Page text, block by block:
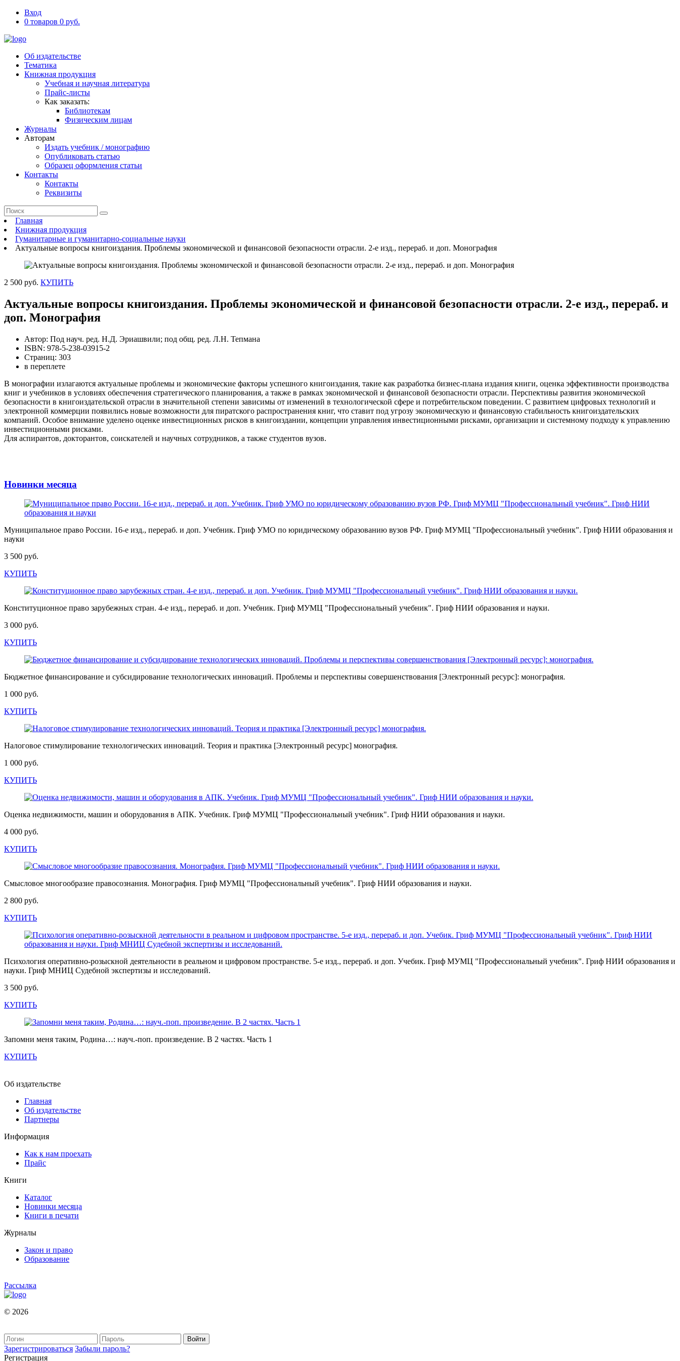
Вход
0 товаров 0 руб.
Об издательстве
Тематика
Книжная продукция
Учебная и научная литература
Прайс-листы
Как заказать:
Библиотекам
Физическим лицам
Журналы
Авторам
Издать учебник / монографию
Опубликовать статью
Образец оформления статьи
Контакты
Контакты
Реквизиты
Главная
Книжная продукция
Гуманитарные и гуманитарно-социальные науки
Актуальные вопросы книгоиздания. Проблемы экономической и финансовой безопасности отрасли. 2-е изд., перераб. и доп. Монография
2 500 руб. КУПИТЬ
Актуальные вопросы книгоиздания. Проблемы экономической и финансовой безопасности отрасли. 2-е изд., перераб. и
доп. Монография
Автор: Под науч. ред. Н.Д. Эриашвили; под общ. ред. Л.Н. Тепмана
ISBN: 978-5-238-03915-2
Страниц: 303
в переплете
В монографии излагаются актуальные проблемы и экономические факторы успешного книгоиздания, такие как разработка бизнес-плана издания книги, оценка эффективности производства
книг и учебников в условиях обеспечения стратегического планирования, а также в рамках экономической и финансовой безопасности отрасли. Перспективы развития экономической
безопасности в книгоиздательской отрасли в значительной степени зависимы от изменений в технологической сфере и потребительском поведении. С развитием цифровых технологий и
электронной коммерции появились новые возможности для пиратского распространения книг, что ставит под угрозу экономическую и финансовую стабильность книгоиздательских
компаний. Особое внимание уделено оценке инвестиционных рисков в книгоиздании, концепции управления инвестиционными рисками, организации и системному подходу к управлению
инвестиционными рисками.
Для аспирантов, докторантов, соискателей и научных сотрудников, а также студентов вузов.
Новинки месяца
Муниципальное право России. 16-е изд., перераб. и доп. Учебник. Гриф УМО по юридическому образованию вузов РФ. Гриф МУМЦ "Профессиональный учебник". Гриф НИИ образования и
науки
3 500 руб.
КУПИТЬ
Конституционное право зарубежных стран. 4-е изд., перераб. и доп. Учебник. Гриф МУМЦ "Профессиональный учебник". Гриф НИИ образования и науки.
3 000 руб.
КУПИТЬ
Бюджетное финансирование и субсидирование технологических инноваций. Проблемы и перспективы совершенствования [Электронный ресурс]: монография.
1 000 руб.
КУПИТЬ
Налоговое стимулирование технологических инноваций. Теория и практика [Электронный ресурс] монография.
1 000 руб.
КУПИТЬ
Оценка недвижимости, машин и оборудования в АПК. Учебник. Гриф МУМЦ "Профессиональный учебник". Гриф НИИ образования и науки.
4 000 руб.
КУПИТЬ
Смысловое многообразие правосознания. Монография. Гриф МУМЦ "Профессиональный учебник". Гриф НИИ образования и науки.
2 800 руб.
КУПИТЬ
Психология оперативно-розыскной деятельности в реальном и цифровом пространстве. 5-е изд., перераб. и доп. Учебик. Гриф МУМЦ "Профессиональный учебник". Гриф НИИ образования и
науки. Гриф МНИЦ Судебной экспертизы и исследований.
3 500 руб.
КУПИТЬ
Запомни меня таким, Родина…: науч.-поп. произведение. В 2 частях. Часть 1
КУПИТЬ
Об издательстве
Главная
Об издательстве
Партнеры
Информация
Как к нам проехать
Прайс
Книги
Каталог
Новинки месяца
Книги в печати
Журналы
Закон и право
Образование
Рассылка
© 2026
Зарегистрироваться Забыли пароль?
Регистрация